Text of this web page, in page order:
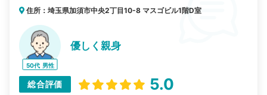
住所：埼玉県加須市中央2丁目10-8 マスゴビル1階D室
50代 男性
優しく親身
総合評価 5.0